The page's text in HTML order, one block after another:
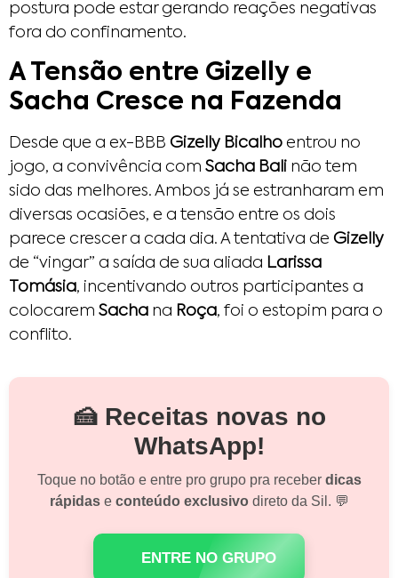
postura pode estar gerando reações negativas
fora do confinamento.
A Tensão entre Gizelly e
Sacha Cresce na Fazenda
Desde que a ex-BBB Gizelly Bicalho entrou no
jogo, a convivência com Sacha Bali não tem
sido das melhores. Ambos já se estranharam em
diversas ocasiões, e a tensão entre os dois
parece crescer a cada dia. A tentativa de Gizelly
de “vingar” a saída de sua aliada Larissa
Tomásia, incentivando outros participantes a
colocarem Sacha na Roça, foi o estopim para o
conflito.
🍰 Receitas novas no
WhatsApp!
Toque no botão e entre pro grupo pra receber dicas
rápidase conteúdo exclusivodireto da Sil. 💬
ENTRE NO GRUPO